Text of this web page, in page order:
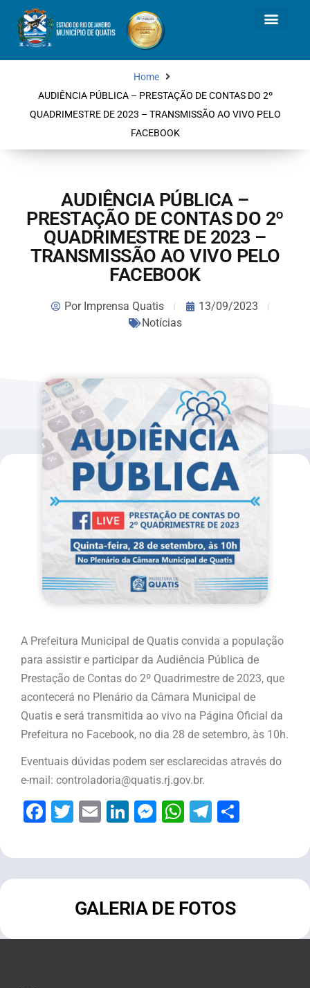
Home
AUDIÊNCIA PÚBLICA – PRESTAÇÃO DE CONTAS DO 2º
QUADRIMESTRE DE 2023 – TRANSMISSÃO AO VIVO PELO
FACEBOOK
AUDIÊNCIA PÚBLICA –
PRESTAÇÃO DE CONTAS DO 2º
QUADRIMESTRE DE 2023 –
TRANSMISSÃO AO VIVO PELO
FACEBOOK
PorImprensa Quatis
13/09/2023
Notícias
A Prefeitura Municipal de Quatis convida a população
para assistir e participar da Audiência Pública de
Prestação de Contas do 2º Quadrimestre de 2023, que
acontecerá no Plenário da Câmara Municipal de
Quatis e será transmitida ao vivo na Página Oficial da
Prefeitura no Facebook, no dia 28 de setembro, às 10h.
Eventuais dúvidas podem ser esclarecidas através do
e-mail: controladoria@quatis.rj.gov.br.
Facebook
Twitter
EmailLinkedIn
Messenger
WhatsApp
Telegram
GALERIA DE FOTOS